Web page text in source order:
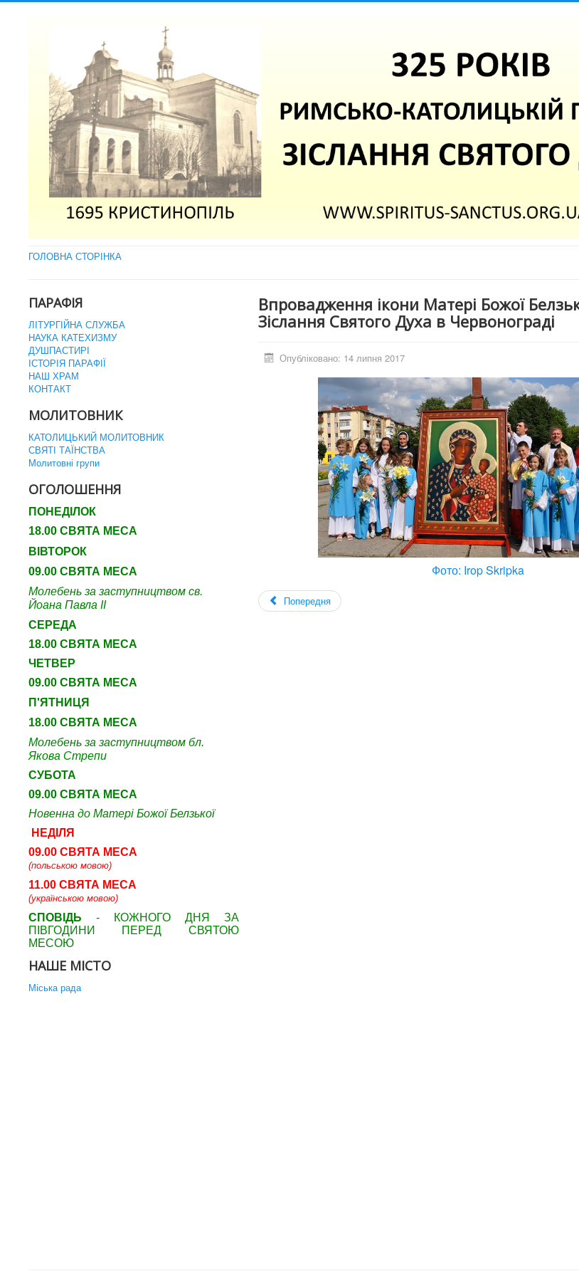
ГОЛОВНА СТОРІНКА
ПАРАФІЯ
ЛІТУРГІЙНА СЛУЖБА
НАУКА КАТЕХИЗМУ
ДУШПАСТИРІ
ІСТОРІЯ ПАРАФІЇ
НАШ ХРАМ
КОНТАКТ
МОЛИТОВНИК
КАТОЛИЦЬКИЙ МОЛИТОВНИК
СВЯТІ ТАЇНСТВА
Молитовні групи
ОГОЛОШЕННЯ
ПОНЕДІЛОК
18.00 СВЯТА МЕСА
ВІВТОРОК
09.00 СВЯТА МЕСА
Молебень за заступництвом св.
Йоана Павла ІІ
СЕРЕДА
18.00 СВЯТА МЕСА
ЧЕТВЕР
09.00 СВЯТА МЕСА
П'ЯТНИЦЯ
18.00 СВЯТА МЕСА
Молебень за заступництвом бл.
Якова Стрепи
СУБОТА
09.00 СВЯТА МЕСА
Новенна до Матері Божої Белзької
НЕДІЛЯ
09.00 СВЯТА МЕСА
(польською мовою)
11.00 СВЯТА МЕСА
(українською мовою)
СПОВІДЬ - КОЖНОГО ДНЯ ЗА
ПІВГОДИНИ ПЕРЕД СВЯТОЮ
МЕСОЮ
НАШЕ МІСТО
Міська рада
Впровадження ікони Матері Божої
Зіслання Святого Духа в Червонограді
Опубліковано: 14 липня 2017
Фото: Irop Skripka
Попередня